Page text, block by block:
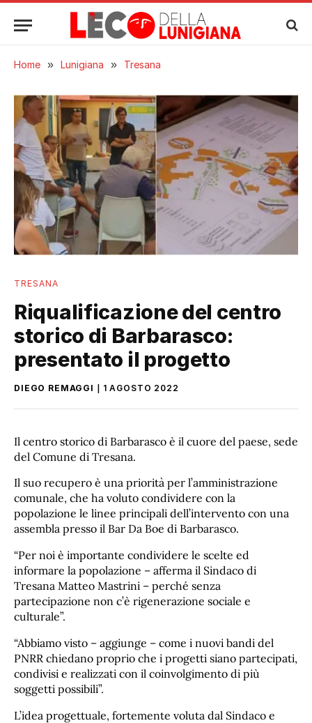
Home » Lunigiana » Tresana
TRESANA
Riqualificazione del centro
storico di Barbarasco:
presentato il progetto
DIEGO REMAGGI 1 AGOSTO 2022
Il centro storico di Barbarasco è il cuore del paese, sede
del Comune di Tresana.
Il suo recupero è una priorità per l’amministrazione
comunale, che ha voluto condividere con la
popolazione le linee principali dell’intervento con una
assembla presso il Bar Da Boe di Barbarasco.
“Per noi è importante condividere le scelte ed
informare la popolazione – afferma il Sindaco di
Tresana Matteo Mastrini – perché senza
partecipazione non c’è rigenerazione sociale e
culturale”.
“Abbiamo visto – aggiunge – come i nuovi bandi del
PNRR chiedano proprio che i progetti siano partecipati,
condivisi e realizzati con il coinvolgimento di più
soggetti possibili”.
L’idea progettuale, fortemente voluta dal Sindaco e